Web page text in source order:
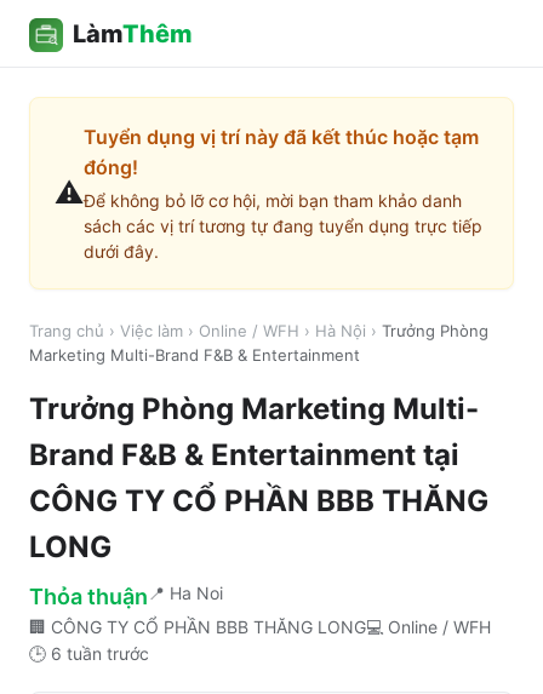
LàmThêm
⚠️
Tuyển dụng vị trí này đã kết thúc hoặc tạm
đóng!
Để không bỏ lỡ cơ hội, mời bạn tham khảo danh
sách các vị trí tương tự đang tuyển dụng trực tiếp
dưới đây.
Trang chủ › Việc làm › Online / WFH › Hà Nội › Trưởng Phòng
Marketing Multi-Brand F&B & Entertainment
Trưởng Phòng Marketing Multi-
Brand F&B & Entertainment tại
CÔNG TY CỔ PHẦN BBB THĂNG
LONG
Thỏa thuận 📍 Ha Noi
🏢 CÔNG TY CỔ PHẦN BBB THĂNG LONG💻 Online / WFH
🕒 6 tuần trước